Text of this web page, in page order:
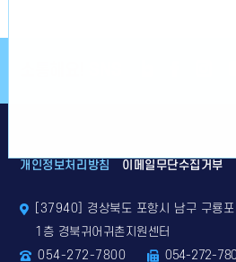
개인정보처리방침 이메일무단수집거부
[37940] 경상북도 포항시 남구 구룡
1층 경북귀어귀촌지원센터
054-272-7800
054-272-